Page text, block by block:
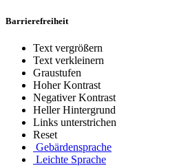
Barrierefreiheit
Text vergrößern
Text verkleinern
Graustufen
Hoher Kontrast
Negativer Kontrast
Heller Hintergrund
Links unterstrichen
Reset
Gebärdensprache
Leichte Sprache